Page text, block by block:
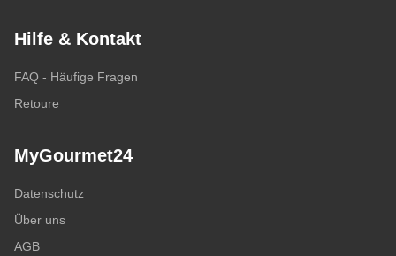
Hilfe & Kontakt
FAQ - Häufige Fragen
Retoure
MyGourmet24
Datenschutz
Über uns
AGB